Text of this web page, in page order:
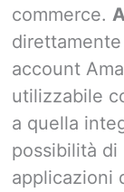
commerce.
account
utilizzabile
a quella
possibilità di
applicazioni